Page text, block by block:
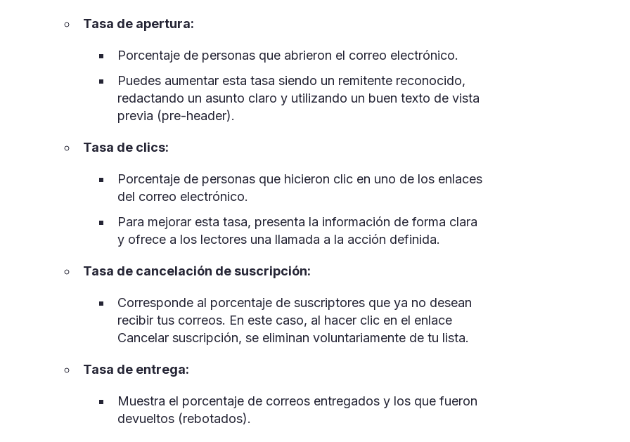
Tasa de apertura:
Porcentaje de personas que abrieron el correo electrónico.
Puedes aumentar esta tasa siendo un remitente reconocido,
redactando un asunto claro y utilizando un buen texto de vista
previa (pre-header).
Tasa de clics:
Porcentaje de personas que hicieron clic en uno de los enlaces
del correo electrónico.
Para mejorar esta tasa, presenta la información de forma clara
y ofrece a los lectores una llamada a la acción definida.
Tasa de cancelación de suscripción:
Corresponde al porcentaje de suscriptores que ya no desean
recibir tus correos. En este caso, al hacer clic en el enlace
Cancelar suscripción, se eliminan voluntariamente de tu lista.
Tasa de entrega:
Muestra el porcentaje de correos entregados y los que fueron
devueltos (rebotados).